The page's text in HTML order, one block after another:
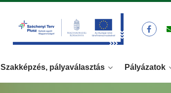
Szakképzés, pályaválasztás Pályázatok